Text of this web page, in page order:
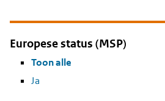
Europese status (MSP)
Toon alle
Ja